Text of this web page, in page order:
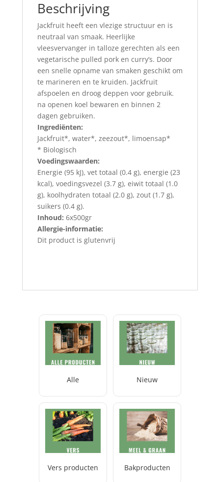
Beschrijving
Jackfruit heeft een vlezige structuur en is
neutraal van smaak. Heerlijke
vleesvervanger in talloze gerechten als een
vegetarische pulled pork en curry’s. Door
een snelle opname van smaken geschikt om
te marineren en te kruiden. Jackfruit
afspoelen en droog deppen voor gebruik.
na openen koel bewaren en binnen 2
dagen gebruiken.
Ingrediënten:
Jackfruit*, water*, zeezout*, limoensap*
* Biologisch
Voedingswaarden:
Energie (95 kJ), vet totaal (0.4 g), energie (23
kcal), voedingsvezel (3.7 g), eiwit totaal (1.0
g), koolhydraten totaal (2.0 g), zout (1.7 g),
suikers (0.4 g).
Inhoud: 6x500gr
Allergie-informatie:
Dit product is glutenvrij
Alle Nieuw
Vers producten Bakproducten